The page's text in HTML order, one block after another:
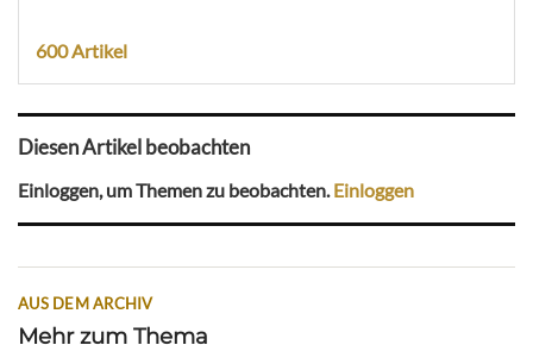
600 Artikel
Diesen Artikel beobachten
Einloggen, um Themen zu beobachten.Einloggen
AUS DEM ARCHIV
Mehr zum Thema